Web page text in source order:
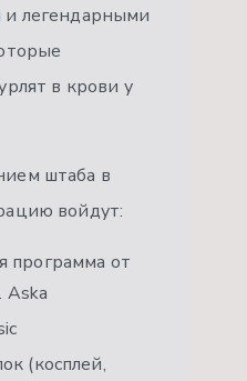
легендарными
в крови у
штаба в
войдут:
программа от
Aska
(косплей,